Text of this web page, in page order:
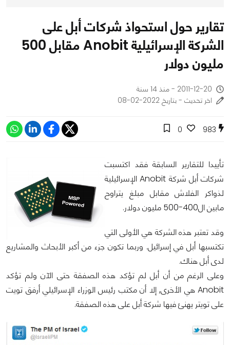
تقارير حول استحواذ شركات أبل على
الشركة الإسرائيلية Anobit مقابل 500
مليون دولار
2011-12-20 - منذ 14 سنة
اخر تحديث - بتاريخ 2022-02-08
983
0
تأييدا للتقارير السابقة فقد اكتسبت
شركات أبل شركة Anobit الإسرائيلية
لذواكر الفلاش مقابل مبلغ يتراوح
مابين ال400-500 مليون دولار.
وقد تعتبر هذه الشركة هي الأولى التي
تكتسبها أبل في إسرائيل. وربما تكون جزء من أكبر الأبحاث والمشاريع
لدى أبل هناك.
وعلى الرغم من أن أبل لم تؤكد هذه الصفقة حتى الآن ولم تؤكد
Anobit هي الأخرى, إلا أن مكتب رئيس الوزراء الإسرائيلي أرفق تويت
على تويتر يهنئ فيها شركة أبل على هذه الصفقة.